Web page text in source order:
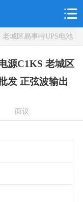
城区易事特UPS电池
源C1KS 老城区
发 正弦波输出
面议